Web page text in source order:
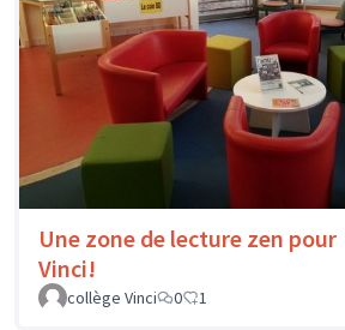
Une zone de lecture zen pour
Vinci!
collège Vinci
0 1